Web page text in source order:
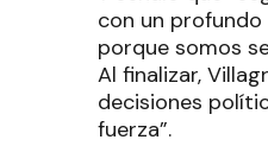
con un
porque somos
Al finalizar,
decisiones
fuerza”.